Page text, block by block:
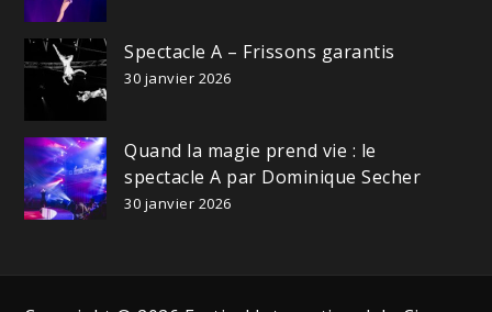
Spectacle A – Frissons garantis
30 janvier 2026
Quand la magie prend vie : le
spectacle A par Dominique Secher
30 janvier 2026